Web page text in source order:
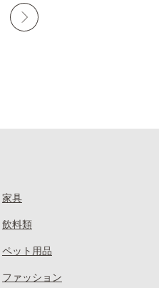
家具
飲料類
ペット用品
ファッション